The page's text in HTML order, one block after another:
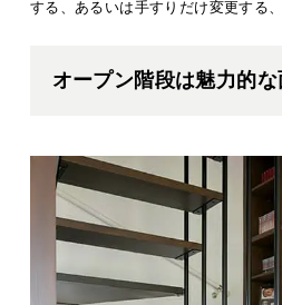
する、あるいは手すりだけ変更する
オープン階段は魅力的